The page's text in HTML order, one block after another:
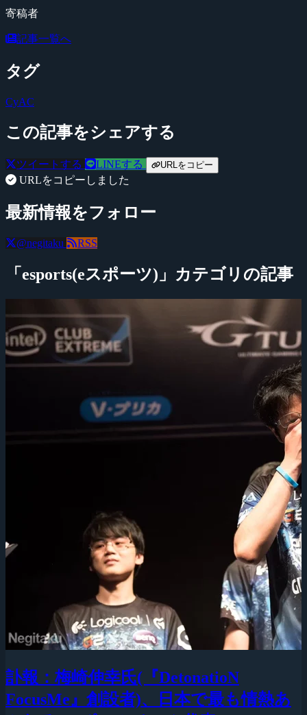
寄稿者
記事一覧へ
タグ
CyAC
この記事をシェアする
ツイートする LINEする URLをコピー
URLをコピーしました
最新情報をフォロー
@negitaku RSS
「esports(eスポーツ)」カテゴリの記事
訃報：梅崎伸幸氏(『DetonatioN
FocusMe』創設者)、日本で最も情熱あ